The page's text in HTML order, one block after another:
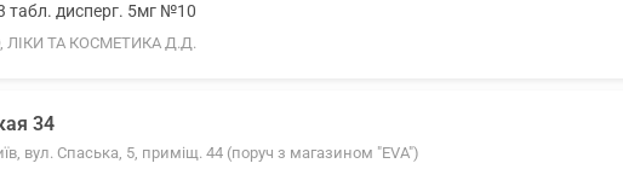
табл. дисперг. 5мг №10
ЛІКИ ТА КОСМЕТИКА Д.Д.
34
вул. Спаська, 5, приміщ. 44 (поруч з магазином "EVA")